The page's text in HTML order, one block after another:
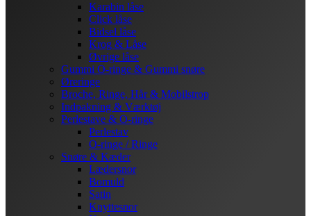
Karabin låse
Click låse
Bidsel låse
Krog & Låse
Øvrige låse
Gummi O-ringe & Gummi snøre
Øreringe
Broche, Ringe, Hår & Mobilstrop
Indpakning & Værktøj
Perlestave & O-ringe
Perlestav
O-ringe / Ringe
Snøre & Kæder
Lædersnor
Bomuld
Satin
Knyttesnor